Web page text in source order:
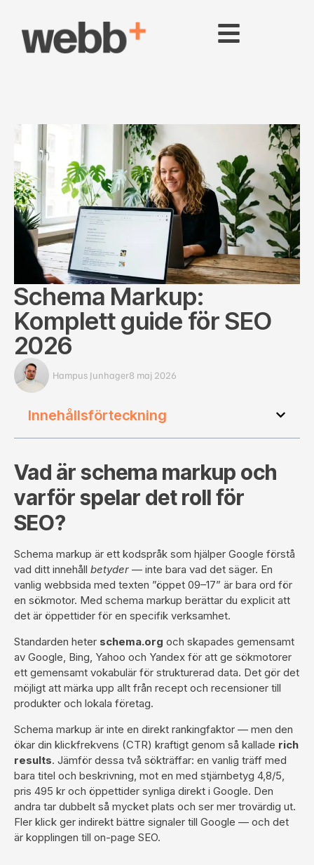
Schema Markup:
Komplett guide för SEO
2026
Hampus Junhager8 maj 2026
Innehållsförteckning
Vad är schema markup och
varför spelar det roll för
SEO?
Schema markup är ett kodspråk som hjälper Google förstå
vad ditt innehåll betyder — inte bara vad det säger. En
vanlig webbsida med texten ”öppet 09–17” är bara ord för
en sökmotor. Med schema markup berättar du explicit att
det är öppettider för en specifik verksamhet.
Standarden heter schema.org och skapades gemensamt
av Google, Bing, Yahoo och Yandex för att ge sökmotorer
ett gemensamt vokabulär för strukturerad data. Det gör det
möjligt att märka upp allt från recept och recensioner till
produkter och lokala företag.
Schema markup är inte en direkt rankingfaktor — men den
ökar din klickfrekvens (CTR) kraftigt genom så kallade rich
results. Jämför dessa två sökträffar: en vanlig träff med
bara titel och beskrivning, mot en med stjärnbetyg 4,8/5,
pris 495 kr och öppettider synliga direkt i Google. Den
andra tar dubbelt så mycket plats och ser mer trovärdig ut.
Fler klick ger indirekt bättre signaler till Google — och det
är kopplingen till on-page SEO.